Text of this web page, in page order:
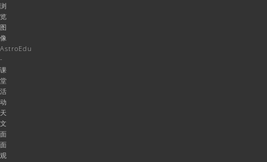
浏
览
图
像
AstroEdu
-
课
堂
活
动
天
文
面
面
观